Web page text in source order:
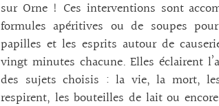
sur Orne ! Ces interventions sont
formules apéritives ou de soupes
papilles et les esprits autour de
vingt minutes chacune. Elles éclairent
des sujets choisis : la vie, la mort,
respirent, les bouteilles de lait ou